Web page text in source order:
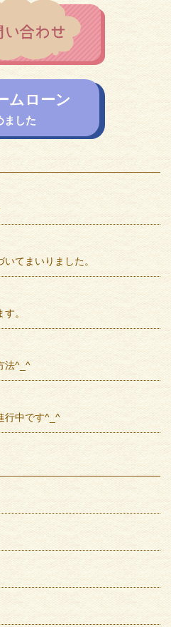
ムローン
ました
てまいりました。
。
法^_^
行中です^_^